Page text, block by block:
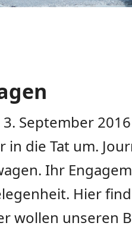
September
die Tat um.
Ihr
Hier
wollen unseren